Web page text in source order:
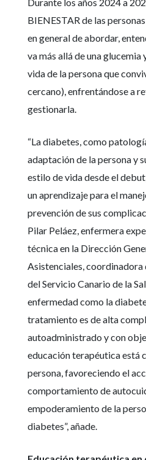
BIENESTAR de las
en general de abordar,
va más allá de una glucemia
vida de la persona que
cercano), enfrentándose a
gestionarla.
“La diabetes, como
adaptación de la persona y
estilo de vida desde el
un aprendizaje para el
prevención de sus
Pilar Peláez, enfermera
técnica en la Dirección
Asistenciales, coordinadora
del Servicio Canario de la
enfermedad como la
tratamiento es de alta
autoadministrado y con
educación terapéutica está
persona, favoreciendo el
comportamiento de
empoderamiento de la
diabetes”, añade.